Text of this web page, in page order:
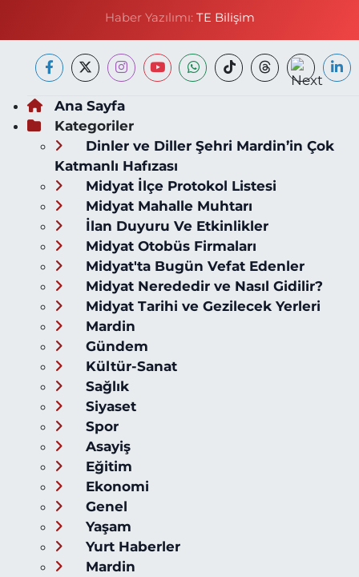
Haber Yazılımı: TE Bilişim
Ana Sayfa
Kategoriler
Dinler ve Diller Şehri Mardin’in Çok
Katmanlı Hafızası
Midyat İlçe Protokol Listesi
Midyat Mahalle Muhtarı
İlan Duyuru Ve Etkinlikler
Midyat Otobüs Firmaları
Midyat'ta Bugün Vefat Edenler
Midyat Nerededir ve Nasıl Gidilir?
Midyat Tarihi ve Gezilecek Yerleri
Mardin
Gündem
Kültür-Sanat
Sağlık
Siyaset
Spor
Asayiş
Eğitim
Ekonomi
Genel
Yaşam
Yurt Haberler
Mardin